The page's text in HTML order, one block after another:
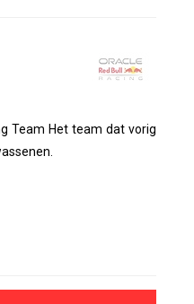
Team Het team dat vorig